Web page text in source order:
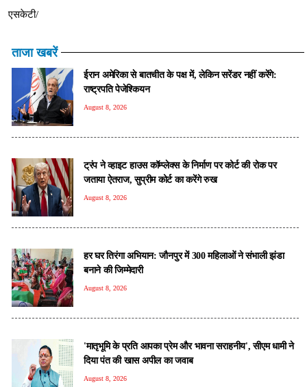
एसकेटी/
ताजा खबरें
ईरान अमेरिका से बातचीत के पक्ष में, लेकिन सरेंडर नहीं करेंगे:
राष्ट्रपति पेजेश्कियन
August 8, 2026
ट्रंप ने व्हाइट हाउस कॉम्प्लेक्स के निर्माण पर कोर्ट की रोक पर
जताया ऐतराज, सुप्रीम कोर्ट का करेंगे रुख
August 8, 2026
हर घर तिरंगा अभियान: जौनपुर में 300 महिलाओं ने संभाली झंडा
बनाने की जिम्मेदारी
August 8, 2026
'मातृभूमि के प्रति आपका प्रेम और भावना सराहनीय', सीएम धामी ने
दिया पंत की खास अपील का जवाब
August 8, 2026